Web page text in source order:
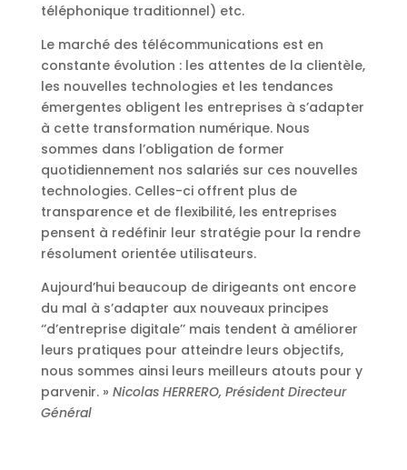
téléphonique traditionnel) etc.
Le marché des télécommunications est en
constante évolution : les attentes de la clientèle,
les nouvelles technologies et les tendances
émergentes obligent les entreprises à s’adapter
à cette transformation numérique. Nous
sommes dans l’obligation de former
quotidiennement nos salariés sur ces nouvelles
technologies. Celles-ci offrent plus de
transparence et de flexibilité, les entreprises
pensent à redéfinir leur stratégie pour la rendre
résolument orientée utilisateurs.
Aujourd’hui beaucoup de dirigeants ont encore
du mal à s’adapter aux nouveaux principes
‘’d’entreprise digitale’’ mais tendent à améliorer
leurs pratiques pour atteindre leurs objectifs,
nous sommes ainsi leurs meilleurs atouts pour y
parvenir. » Nicolas HERRERO, Président Directeur
Général